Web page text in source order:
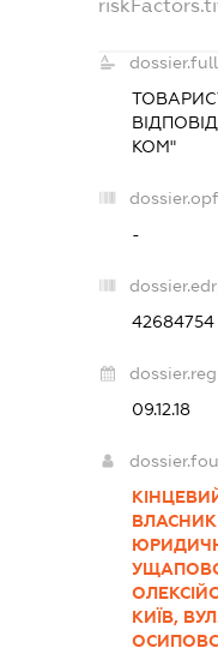
КОМ"
-
42684754
09.12.18
КИЇВ,